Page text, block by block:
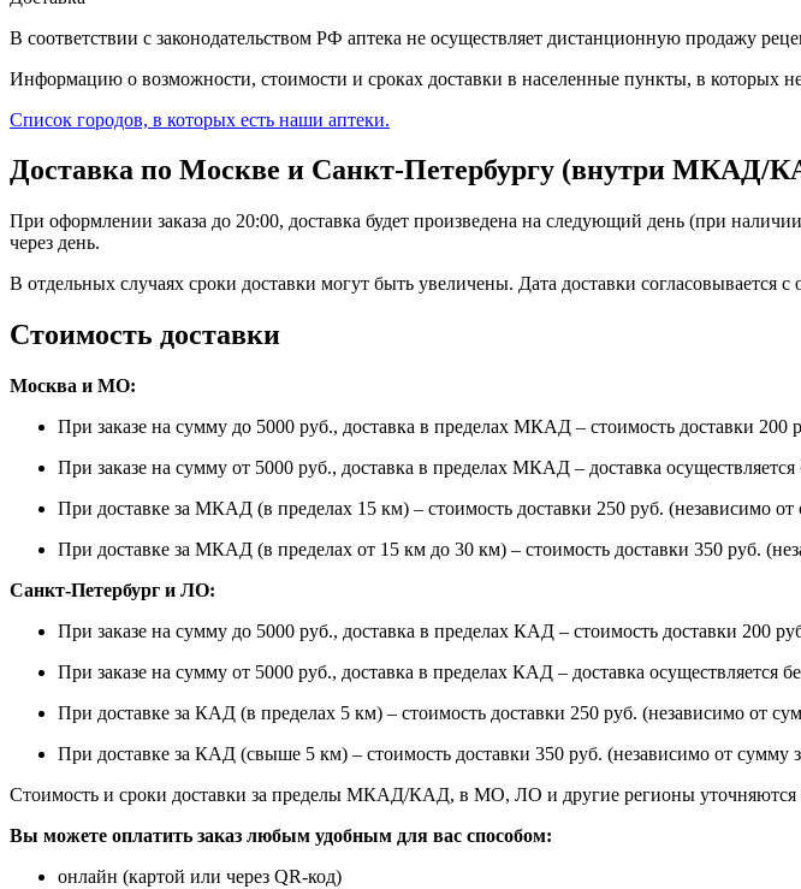
В соответствии с законодательством РФ аптека не осуществляет дистанционную продажу
Информацию о возможности, стоимости и сроках доставки в населенные пункты, в которых
Список городов, в которых есть наши аптеки.
Доставка по Москве и Санкт-Петербургу (внутри МКАД/
При оформлении заказа до 20:00, доставка будет произведена на следующий день (при
через день.
В отдельных случаях сроки доставки могут быть увеличены. Дата доставки согласовывается
Стоимость доставки
Москва и МО:
При заказе на сумму до 5000 руб., доставка в пределах МКАД – стоимость доставки 200
При заказе на сумму от 5000 руб., доставка в пределах МКАД – доставка осуществляется
При доставке за МКАД (в пределах 15 км) – стоимость доставки 250 руб. (независимо от
При доставке за МКАД (в пределах от 15 км до 30 км) – стоимость доставки 350 руб.
Санкт-Петербург и ЛО:
При заказе на сумму до 5000 руб., доставка в пределах КАД – стоимость доставки 200
При заказе на сумму от 5000 руб., доставка в пределах КАД – доставка осуществляется
При доставке за КАД (в пределах 5 км) – стоимость доставки 250 руб. (независимо от
При доставке за КАД (свыше 5 км) – стоимость доставки 350 руб. (независимо от сумму
Стоимость и сроки доставки за пределы МКАД/КАД, в МО, ЛО и другие регионы уточняются
Вы можете оплатить заказ любым удобным для вас способом:
онлайн (картой или через QR-код)